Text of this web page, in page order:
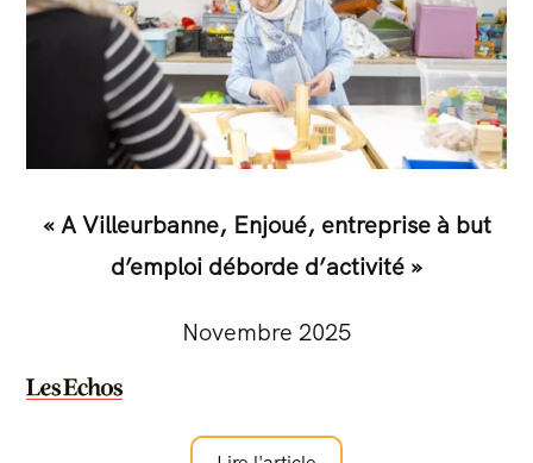
« A Villeurbanne, Enjoué, entreprise à but
d’emploi déborde d’activité »
Novembre 2025